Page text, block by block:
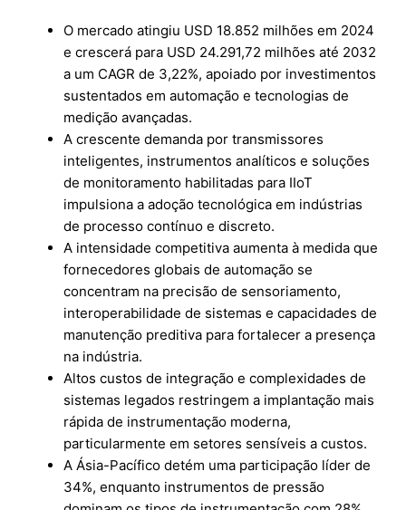
O mercado atingiu USD 18.852 milhões em 2024
e crescerá para USD 24.291,72 milhões até 2032
a um CAGR de 3,22%, apoiado por investimentos
sustentados em automação e tecnologias de
medição avançadas.
A crescente demanda por transmissores
inteligentes, instrumentos analíticos e soluções
de monitoramento habilitadas para IIoT
impulsiona a adoção tecnológica em indústrias
de processo contínuo e discreto.
A intensidade competitiva aumenta à medida que
fornecedores globais de automação se
concentram na precisão de sensoriamento,
interoperabilidade de sistemas e capacidades de
manutenção preditiva para fortalecer a presença
na indústria.
Altos custos de integração e complexidades de
sistemas legados restringem a implantação mais
rápida de instrumentação moderna,
particularmente em setores sensíveis a custos.
A Ásia-Pacífico detém uma participação líder de
34%, enquanto instrumentos de pressão